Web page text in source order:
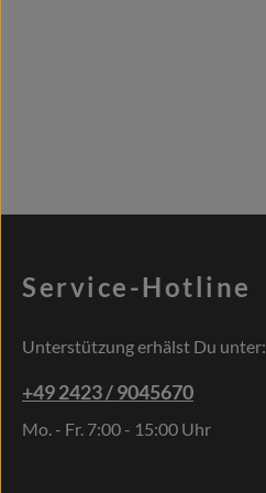
Service-Hotline
Unterstützung erhälst Du unter:
+49 2423 / 9045670
Mo. - Fr. 7:00 - 15:00 Uhr